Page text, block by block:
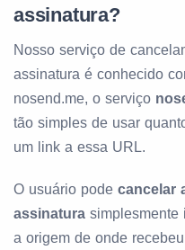
assinatura?
Nosso serviço de
assinatura é conhecido
nosend.me, o serviço
tão simples de usar
um link a essa URL.
O usuário pode cancelar
assinatura simplesmente
a origem de onde